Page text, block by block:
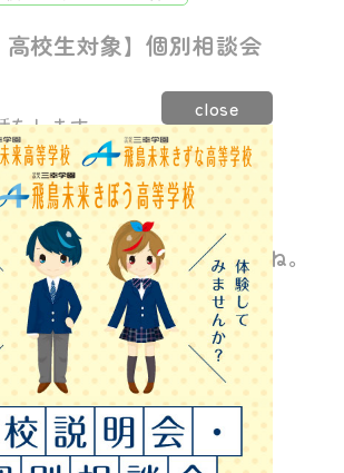
高校生対象】個別相談会
をします～
／学費／入試
は何でも質問してくださいね。
授業見学もできます✎
おすすめ～
りお話を聞きたい！
close